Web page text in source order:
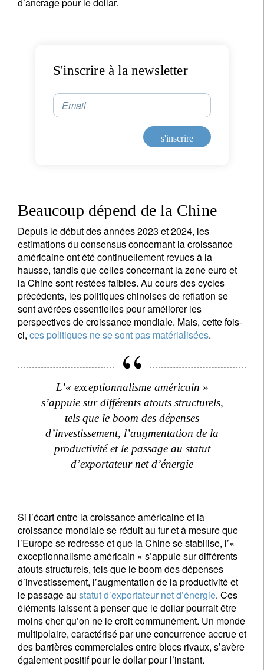
S'inscrire à la newsletter
Email
s'inscrire
Beaucoup dépend de la Chine
Depuis le début des années 2023 et 2024, les
estimations du consensus concernant la croissance
américaine ont été continuellement revues à la
hausse, tandis que celles concernant la zone euro et
la Chine sont restées faibles. Au cours des cycles
précédents, les politiques chinoises de reflation se
sont avérées essentielles pour améliorer les
perspectives de croissance mondiale. Mais, cette fois-
ci, ces politiques ne se sont pas matérialisées.
L’« exceptionnalisme américain »
s’appuie sur différents atouts structurels,
tels que le boom des dépenses
d’investissement, l’augmentation de la
productivité et le passage au statut
d’exportateur net d’énergie
Si l’écart entre la croissance américaine et la
croissance mondiale se réduit au fur et à mesure que
l’Europe se redresse et que la Chine se stabilise, l’«
exceptionnalisme américain » s’appuie sur différents
atouts structurels, tels que le boom des dépenses
d’investissement, l’augmentation de la productivité et
le passage au statut d’exportateur net d’énergie. Ces
éléments laissent à penser que le dollar pourrait être
moins cher qu’on ne le croit communément. Un monde
multipolaire, caractérisé par une concurrence accrue et
des barrières commerciales entre blocs rivaux, s’avère
également positif pour le dollar pour l’instant.